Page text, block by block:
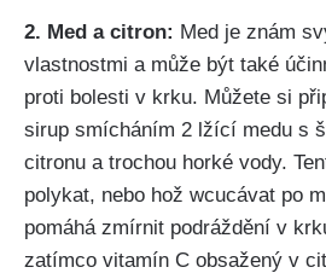
2. Med a citron: Med je znám
vlastnostmi​ a může​ být také
proti bolesti v krku. Můžete ⁤si
sirup smícháním‌ 2‌ lžící medu s‌
⁢citronu a trochou horké vody.
polykat, nebo⁤ hož wcucávat po
⁤pomáhá zmírnit podráždění ⁢v
⁢zatímco‍ vitamín C obsažený⁣ v